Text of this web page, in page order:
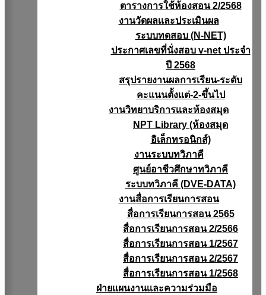
ตารางการใช้ห้องสอน 2/2568
งานวัดผลเเละประเมินผล
ระบบทดสอบ (N-NET)
ประกาศเลขที่นั่งสอบ v-net ประจำ
ปี 2568
สรุปรายงานผลการเรียน-ระดับ
คะแนนตั้งแต่-2-ขึ้นไป
งานวิทยาบริการเเละห้องสมุด
NPT Library (ห้องสมุด
อิเล็กทรอนิกส์)
งานระบบทวิภาคี
ศูนย์อาชีวศึกษาทวิภาคี
ระบบทวิภาคี (DVE-DATA)
งานสื่อการเรียนการสอน
สื่อการเรียนการสอน 2565
สื่อการเรียนการสอน 2/2566
สื่อการเรียนการสอน 1/2567
สื่อการเรียนการสอน 2/2567
สื่อการเรียนการสอน 1/2568
ฝ่ายแผนงานเเละความร่วมมือ